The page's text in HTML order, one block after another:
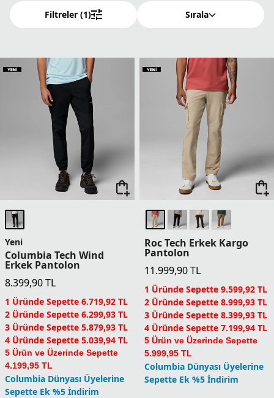
Filtreler (1) Sırala
Yeni
Columbia Tech Wind
Erkek Pantolon
8.399,90TL
1 Üründe Sepette 6.719,92 TL
2 Üründe Sepette 6.299,93 TL
3 Üründe Sepette 5.879,93 TL
4 Üründe Sepette 5.039,94 TL
5 Ürün ve Üzerinde Sepette
4.199,95 TL
Columbia Dünyası Üyelerine
Sepette Ek %5 İndirim
Roc Tech Erkek Kargo
Pantolon
11.999,90TL
1 Üründe Sepette 9.599,92 TL
2 Üründe Sepette 8.999,93 TL
3 Üründe Sepette 8.399,93 TL
4 Üründe Sepette 7.199,94 TL
5 Ürün ve Üzerinde Sepette
5.999,95 TL
Columbia Dünyası Üyelerine
Sepette Ek %5 İndirim